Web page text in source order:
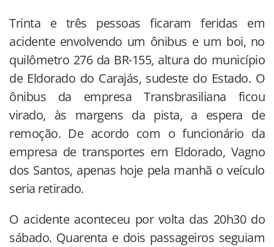
Trinta e três pessoas ficaram feridas em
acidente envolvendo um ônibus e um boi, no
quilômetro 276 da BR-155, altura do município
de Eldorado do Carajás, sudeste do Estado. O
ônibus da empresa Transbrasiliana ficou
virado, às margens da pista, a espera de
remoção. De acordo com o funcionário da
empresa de transportes em Eldorado, Vagno
dos Santos, apenas hoje pela manhã o veículo
seria retirado.
O acidente aconteceu por volta das 20h30 do
sábado. Quarenta e dois passageiros seguiam